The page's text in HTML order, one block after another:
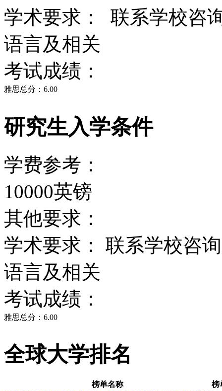
学术要求： 联系学校咨
语言及相关
考试成绩：
雅思总分：6.00
研究生入学条件
学费参考：
10000英镑
其他要求：
学术要求： 联系学校咨
语言及相关
考试成绩：
雅思总分：6.00
全球大学排名
榜单名称
榜